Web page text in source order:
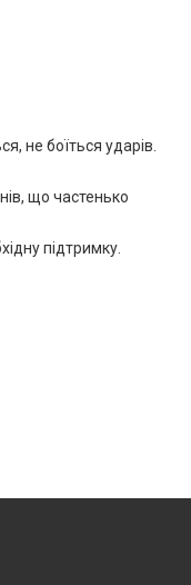
не боїться ударів.
що частенько
підтримку.